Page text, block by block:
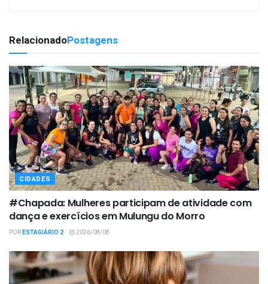
RelacionadoPostagens
CIDADES
#Chapada: Mulheres participam de atividade com
dança e exercícios em Mulungu do Morro
PORESTAGIÁRIO 2 2026/08/08